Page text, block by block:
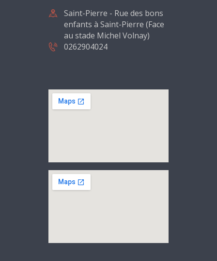
Saint-Pierre - Rue des bons
enfants à Saint-Pierre (Face
au stade Michel Volnay)
0262904024